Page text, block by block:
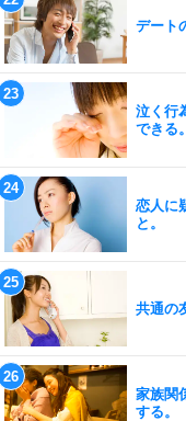
デート
泣く行
できる。
恋人に
と。
共通の
家族関
する。